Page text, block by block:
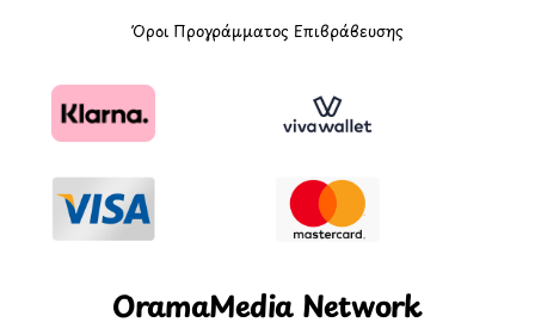
Όροι Προγράμματος Επιβράβευσης
OramaMedia Network